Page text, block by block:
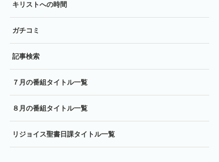
キリストへの時間
ガチコミ
記事検索
７月の番組タイトル一覧
８月の番組タイトル一覧
リジョイス聖書日課タイトル一覧